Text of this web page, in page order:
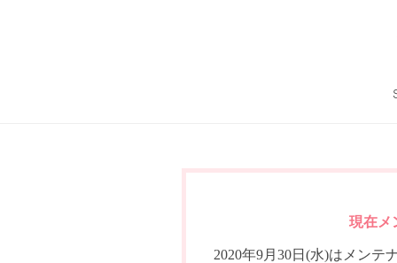
現在メ
2020年9月30日(水)はメンテ